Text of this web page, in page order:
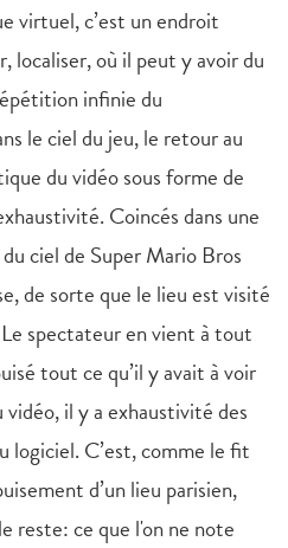
virtuel, c’est un endroit
localiser, où il peut y avoir du
infinie du
le ciel du jeu, le retour au
du vidéo sous forme de
Coincés dans une
ciel de Super Mario Bros
de sorte que le lieu est visité
spectateur en vient à tout
tout ce qu’il y avait à voir
il y a exhaustivité des
logiciel. C’est, comme le fit
d’un lieu parisien,
reste: ce que l'on ne note